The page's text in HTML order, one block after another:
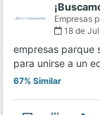
Empresas
18 de
empresas parque
para unirse a un
67% Similar